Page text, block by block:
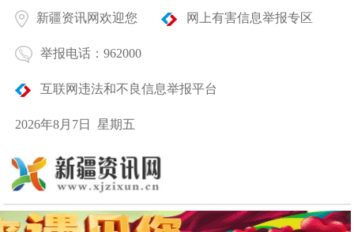
新疆资讯网欢迎您 网上有害信息举报专区
举报电话：962000
互联网违法和不良信息举报平台
2026年8月7日 星期五